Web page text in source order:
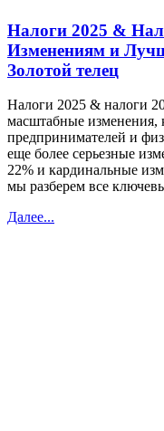
Налоги 2025 &
Изменениям и
Золотой телец
Налоги 2025 & налоги
масштабные изменения,
предпринимателей и
еще более серьезные
22% и кардинальные
мы разберем все
Далее...